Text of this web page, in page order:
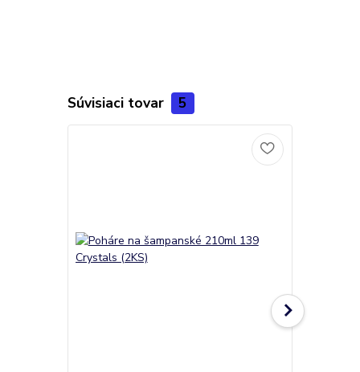
Súvisiaci tovar 5